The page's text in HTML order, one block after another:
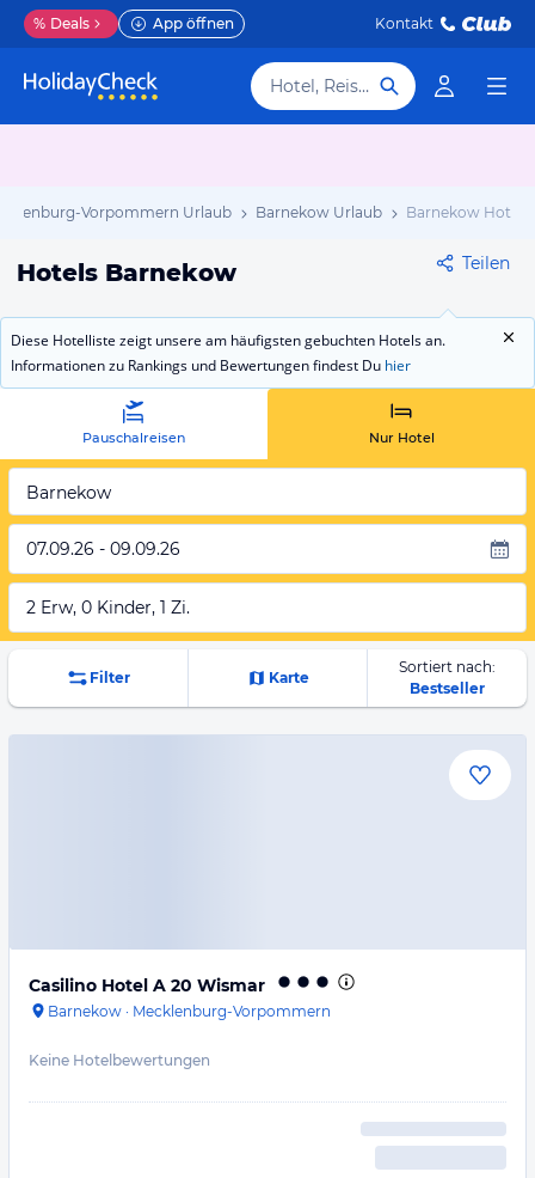
% Deals App öffnen Kontakt
Hotel, Reiseziel
Vorpommern Urlaub Barnekow Urlaub Barnekow Hotels
Hotels Barnekow Teilen
Diese Hotelliste zeigt unsere am häufigsten gebuchten Hotels an.
Informationen zu Rankings und Bewertungen findest Du hier
Pauschalreisen Nur Hotel
Barnekow
07.09.26 - 09.09.26
2 Erw, 0 Kinder, 1 Zi.
Filter Karte
Sortiert nach:
Bestseller
Casilino Hotel A 20 Wismar
Barnekow · Mecklenburg-Vorpommern
Keine Hotelbewertungen